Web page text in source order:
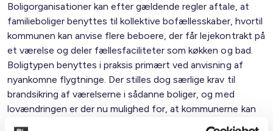
Boligorganisationer kan efter gældende regler aftale, at
familieboliger benyttes til kollektive bofællesskaber, hvortil
kommunen kan anvise flere beboere, der får lejekontrakt på
et værelse og deler fællesfaciliteter som køkken og bad.
Boligtypen benyttes i praksis primært ved anvisning af
nyankomne flygtninge. Der stilles dog særlige krav til
brandsikring af værelserne i sådanne boliger, og med
lovændringen er der nu mulighed for, at kommunerne kan